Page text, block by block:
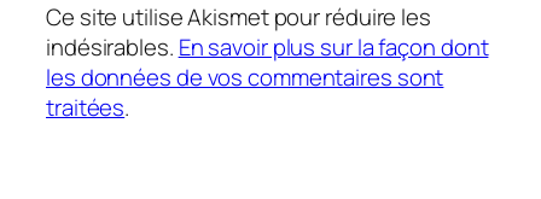
Ce site utilise Akismet pour réduire les
indésirables. En savoir plus sur la façon dont
les données de vos commentaires sont
traitées.